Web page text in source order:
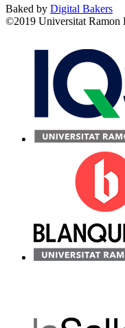
Baked by Digital Bakers
©2019 Universitat